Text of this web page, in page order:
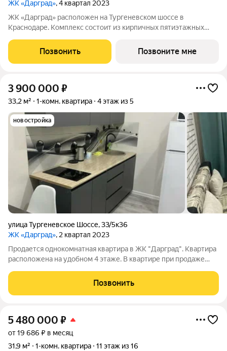
ЖК «Дарград», 4 квартал 2023
ЖК «Дарград» расположен на Тургеневском шоссе в
Краснодаре. Комплекс состоит из кирпичных пятиэтажных
В комплексе представлены квартиры от студий до
трёхкомнатных с предчистовой отделкой, также
Позвонить Позвоните мне
3 900 000 ₽
33,2 м² 1-комн. квартира 4 этаж из 5
новостройка
улица Тургеневское Шоссе,33/5к36
ЖК «Дарград», 2 квартал 2023
Продается однокомнатная квартира в ЖК "Дарград". Квартира
расположена на удобном 4 этаже. В квартире при продаже
ней проживает квартирант. В 10 минутах от дома построена и
запущена новая
Позвонить
5 480 000 ₽
от 19 686 ₽ в месяц
31,9 м²
1-комн. квартира 11 этаж из 16